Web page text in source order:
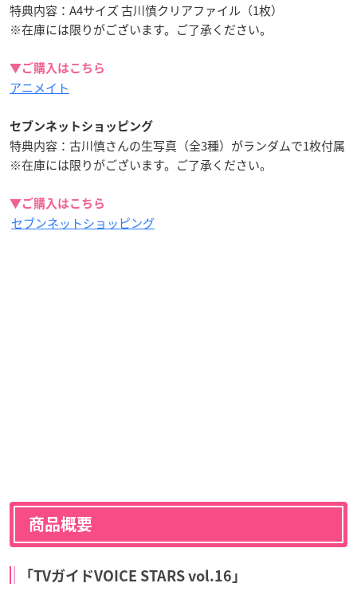
特典内容：A4サイズ 古川慎クリアファイル（1枚）
※在庫には限りがございます。ご了承ください。
▼ご購入はこちら
アニメイト
セブンネットショッピング
特典内容：古川慎さんの生写真（全3種）がランダムで1枚付属
※在庫には限りがございます。ご了承ください。
▼ご購入はこちら
セブンネットショッピング
商品概要
「TVガイドVOICE STARS vol.16」